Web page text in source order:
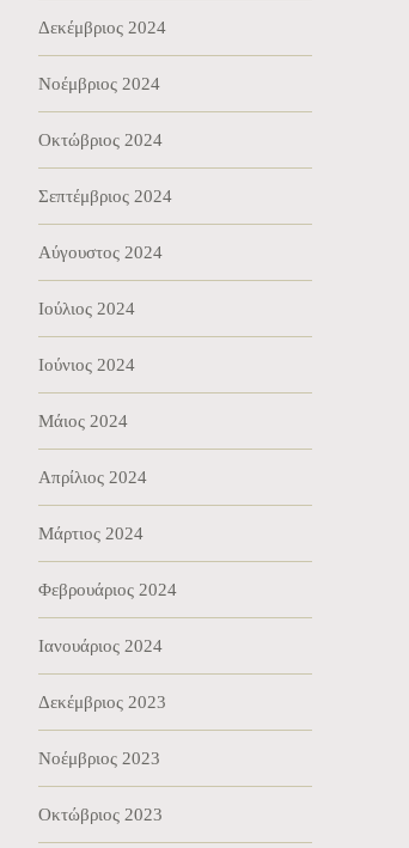
Δεκέμβριος 2024
Νοέμβριος 2024
Οκτώβριος 2024
Σεπτέμβριος 2024
Αύγουστος 2024
Ιούλιος 2024
Ιούνιος 2024
Μάιος 2024
Απρίλιος 2024
Μάρτιος 2024
Φεβρουάριος 2024
Ιανουάριος 2024
Δεκέμβριος 2023
Νοέμβριος 2023
Οκτώβριος 2023